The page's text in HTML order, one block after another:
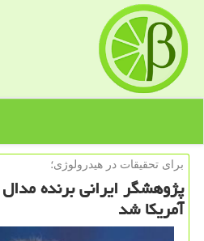
برای تحقیقات در هیدرولوژی؛
پژوهشگر ایرانی برنده
آمریكا شد